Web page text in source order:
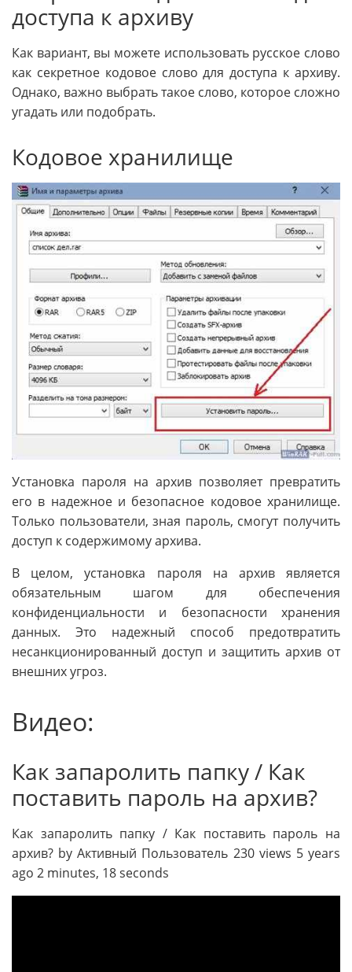
доступа к архиву
Как вариант, вы можете использовать русское слово
как секретное кодовое слово для доступа к архиву.
Однако, важно выбрать такое слово, которое сложно
угадать или подобрать.
Кодовое хранилище
Установка пароля на архив позволяет превратить
его в надежное и безопасное кодовое хранилище.
Только пользователи, зная пароль, смогут получить
доступ к содержимому архива.
В целом, установка пароля на архив является
обязательным шагом для обеспечения
конфиденциальности и безопасности хранения
данных. Это надежный способ предотвратить
несанкционированный доступ и защитить архив от
внешних угроз.
Видео:
Как запаролить папку / Как
поставить пароль на архив?
Как запаролить папку / Как поставить пароль на
архив? by Активный Пользователь 230 views 5 years
ago 2 minutes, 18 seconds